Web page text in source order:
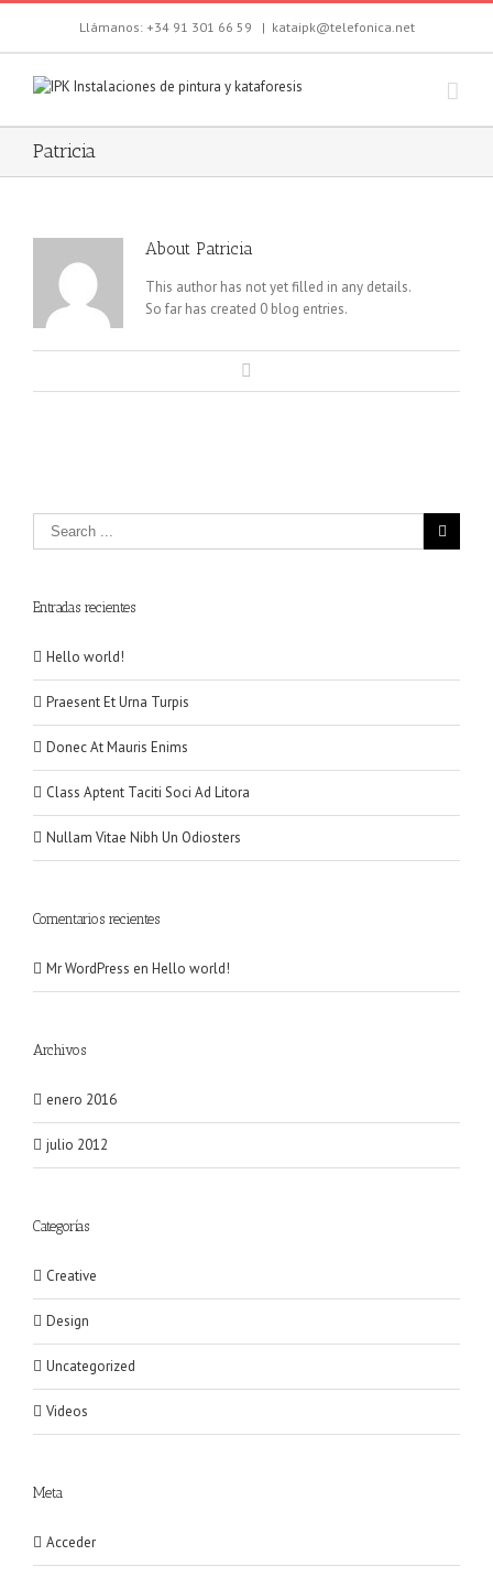
Llámanos: +34 91 301 66 59 | kataipk@telefonica.net
Patricia
About Patricia
This author has not yet filled in any details.
So far has created 0 blog entries.
Entradas recientes
Hello world!
Praesent Et Urna Turpis
Donec At Mauris Enims
Class Aptent Taciti Soci Ad Litora
Nullam Vitae Nibh Un Odiosters
Comentarios recientes
Mr WordPress en Hello world!
Archivos
enero 2016
julio 2012
Categorías
Creative
Design
Uncategorized
Videos
Meta
Acceder